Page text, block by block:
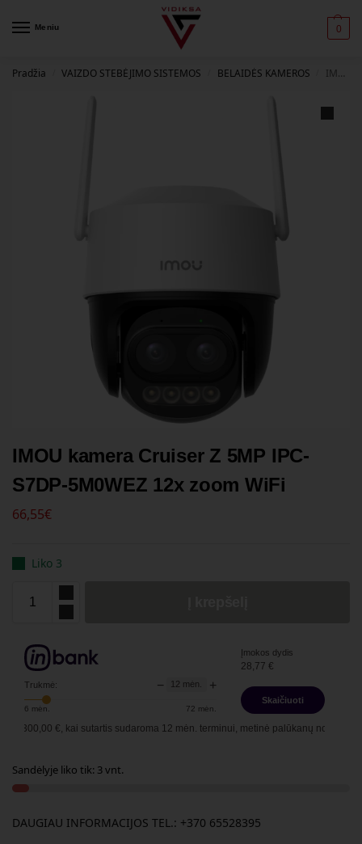
Meniu 0
Pradžia VAIZDO STEBĖJIMO SISTEMOS BELAIDĖS KAMEROS IMOU kamera Cruiser Z 5MP IPC-S7DP-5M0WEZ 12x zoom WiFi
IMOU kamera Cruiser Z 5MP IPC-
S7DP-5M0WEZ 12x zoom WiFi
66,55€
Liko 3
Trukmė: − 12 mėn. +
6 mėn. 72 mėn.
Įmokos dydis
28,77 €
Skaičiuoti
€, kai sutartis sudaroma12mėn. terminui, metinė palūkanų norma –
Sandėlyje liko tik: 3 vnt.
DAUGIAU INFORMACIJOS TEL.: +370 65528395